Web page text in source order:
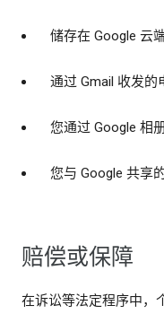
储存在 Google 云
通过 Gmail 收发的
您通过 Google 相
您与 Google 共享
赔偿或保障
在诉讼等法定程序中，